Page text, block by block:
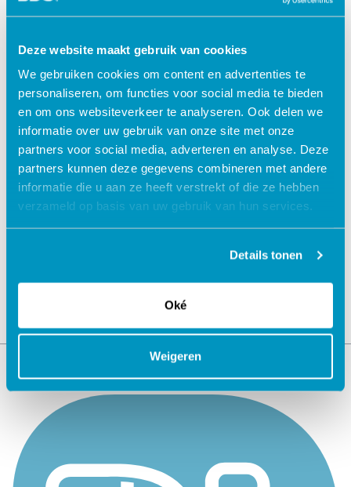
Deze website maakt gebruik van cookies
We gebruiken cookies om content en advertenties te
personaliseren, om functies voor social media te bieden
en om ons websiteverkeer te analyseren. Ook delen we
informatie over uw gebruik van onze site met onze
partners voor social media, adverteren en analyse. Deze
partners kunnen deze gegevens combineren met andere
informatie die u aan ze heeft verstrekt of die ze hebben
verzameld op basis van uw gebruik van hun services.
Details tonen
Oké
Weigeren
Jouw data veilig in de cloud